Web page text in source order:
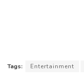
Tags: Entertainment